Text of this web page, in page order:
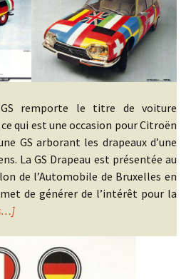
remporte le titre de voiture
qui est une occasion pour Citroën
GS arborant les drapeaux d’une
La GS Drapeau est présentée au
de l’Automobile de Bruxelles en
de générer de l’intérêt pour la